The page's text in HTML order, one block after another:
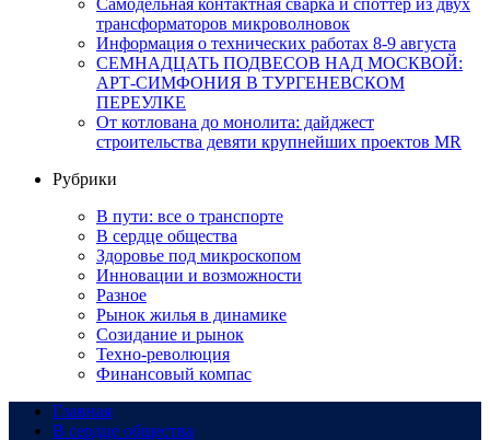
трансформаторов микроволновок
Информация о технических работах 8-9 августа
СЕМНАДЦАТЬ ПОДВЕСОВ НАД МОСКВОЙ:
АРТ-СИМФОНИЯ В ТУРГЕНЕВСКОМ
ПЕРЕУЛКЕ
От котлована до монолита: дайджест
строительства девяти крупнейших проектов MR
Рубрики
В пути: все о транспорте
В сердце общества
Здоровье под микроскопом
Инновации и возможности
Разное
Рынок жилья в динамике
Созидание и рынок
Техно-революция
Финансовый компас
Главная
В сердце общества